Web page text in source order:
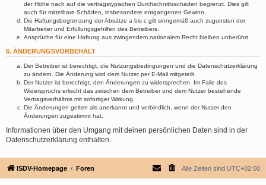
der Höhe nach auf die vertragstypischen Durchschnittsschäden begrenzt. Dies gilt
auch für mittelbare Schäden, insbesondere entgangenen Gewinn.
Die Haftungsbegrenzung der Absätze a bis c gilt sinngemäß auch zugunsten der
Mitarbeiter und Erfüllungsgehilfen des Betreibers.
Ansprüche für eine Haftung aus zwingendem nationalem Recht bleiben unberührt.
6. ÄNDERUNGSVORBEHALT
Der Betreiber ist berechtigt, die Nutzungsbedingungen und die Datenschutzerklärung
zu ändern. Die Änderung wird dem Nutzer per E-Mail mitgeteilt.
Der Nutzer ist berechtigt, den Änderungen zu widersprechen. Im Falle des
Widerspruchs erlischt das zwischen dem Betreiber und dem Nutzer bestehende
Vertragsverhältnis mit sofortiger Wirkung.
Die Änderungen gelten als anerkannt und verbindlich, wenn der Nutzer den
Änderungen zugestimmt hat.
Informationen über den Umgang mit deinen persönlichen Daten sind in der
Datenschutzerklärung enthalten.
ISDV-Homepage Foren Alle Zeiten sind UTC+02:00